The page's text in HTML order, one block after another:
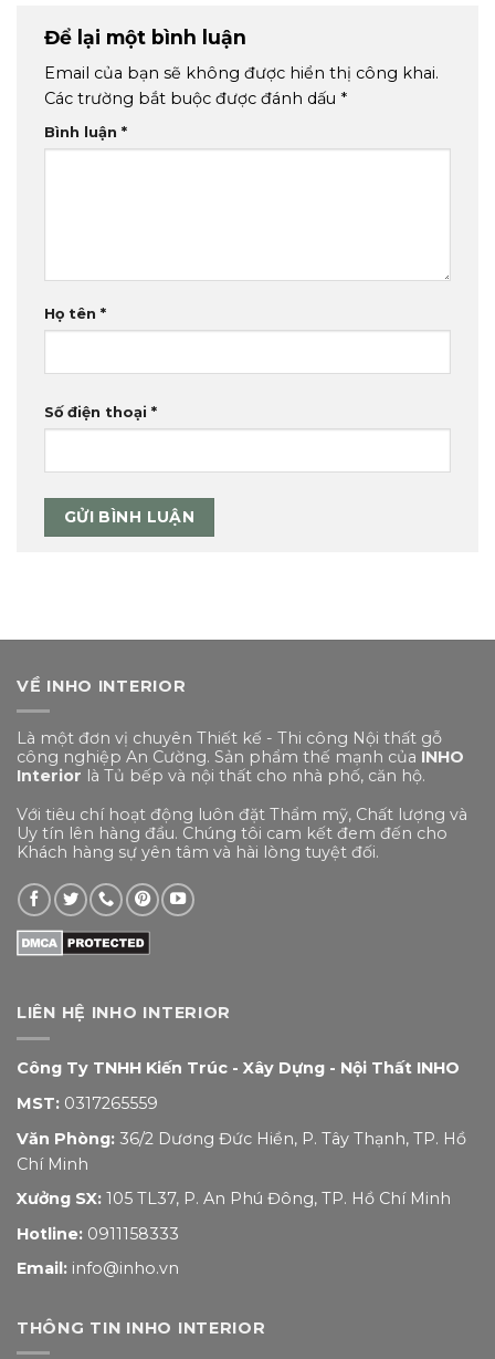
Để lại một bình luận
Email của bạn sẽ không được hiển thị công khai.
Các trường bắt buộc được đánh dấu *
Bình luận *
Họ tên *
Số điện thoại *
VỀ INHO INTERIOR
Là một đơn vị chuyên Thiết kế - Thi công Nội thất gỗ
công nghiệp An Cường. Sản phẩm thế mạnh của INHO
Interior là Tủ bếp và nội thất cho nhà phố, căn hộ.
Với tiêu chí hoạt động luôn đặt Thẩm mỹ, Chất lượng và
Uy tín lên hàng đầu. Chúng tôi cam kết đem đến cho
Khách hàng sự yên tâm và hài lòng tuyệt đối.
LIÊN HỆ INHO INTERIOR
Công Ty TNHH Kiến Trúc - Xây Dựng - Nội Thất INHO
MST: 0317265559
Văn Phòng: 36/2 Dương Đức Hiền, P. Tây Thạnh, TP. Hồ
Chí Minh
Xưởng SX: 105 TL37, P. An Phú Đông, TP. Hồ Chí Minh
Hotline: 0911158333
Email: info@inho.vn
THÔNG TIN INHO INTERIOR